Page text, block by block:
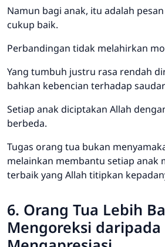
Namun bagi anak, itu adalah
cukup baik.
Perbandingan tidak melahirkan
Yang tumbuh justru rasa rendah
bahkan kebencian terhadap
Setiap anak diciptakan Allah
berbeda.
Tugas orang tua bukan
melainkan membantu setiap anak
terbaik yang Allah titipkan
6. Orang Tua Lebih
Mengoreksi daripada